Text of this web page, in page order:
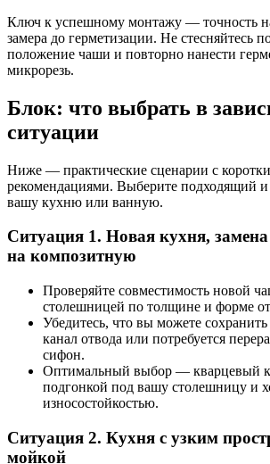
Ключ к успешному монтажу — точность
замера до герметизации. Не стесняйтесь
положение чаши и повторно нанести
микрорезь.
Блок: что выбрать в
ситуации
Ниже — практические сценарии с
рекомендациями. Выберите подходящий и
вашу кухню или ванную.
Ситуация 1. Новая кухня,
на композитную
Проверяйте совместимость новой
столешницей по толщине и форме
Убедитесь, что вы можете
канал отвода или потребуется
сифон.
Оптимальный выбор — кварцевый
подгонкой под вашу столешницу и
износостойкостью.
Ситуация 2. Кухня с узким
мойкой